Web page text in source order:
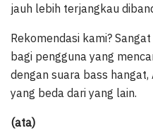
jauh lebih terjangkau
Rekomendasi kami?
bagi pengguna yang
dengan suara bass hangat,
yang beda dari yang lain.
(ata)